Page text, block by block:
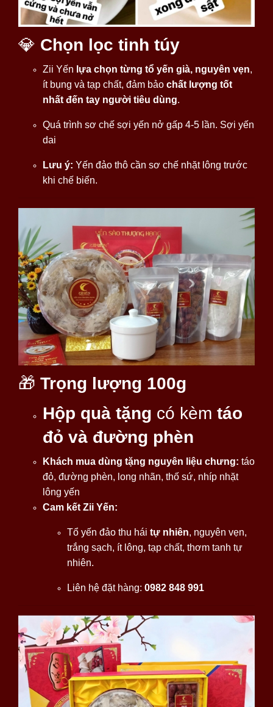
💎 Chọn lọc tinh túy
Zii Yến lựa chọn từng tổ yến già, nguyên vẹn,
ít bụng và tạp chất, đảm bảo chất lượng tốt
nhất đến tay người tiêu dùng.
Quá trình sơ chế sợi yến nở gấp 4-5 lần. Sợi yến
dai
Lưu ý: Yến đảo thô cần sơ chế nhặt lông trước
khi chế biến.
🎁 Trọng lượng 100g
Hộp quà tặng có kèm táo
đỏ và đường phèn
Khách mua dùng tặng nguyên liệu chưng: táo
đỏ, đường phèn, long nhãn, thố sứ, nhíp nhặt
lông yến
Cam kết Zii Yến:
Tổ yến đảo thu hái tự nhiên, nguyên vẹn,
trắng sạch, ít lông, tạp chất, thơm tanh tự
nhiên.
Liên hệ đặt hàng: 0982 848 991